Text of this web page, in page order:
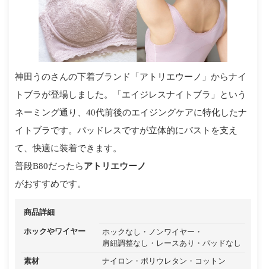
神田うのさんの下着ブランド「アトリエウーノ」からナイ
トブラが登場しました。「エイジレスナイトブラ」という
ネーミング通り、40代前後のエイジングケアに特化したナ
イトブラです。パッドレスですが立体的にバストを支え
て、快適に装着できます。
普段B80だったらアトリエウーノ
がおすすめです。
商品詳細
ホックやワイヤー ホックなし
ノンワイヤー
肩紐調整なし
レースあり
パッドなし
素材
ナイロン ポリウレタン
コットン